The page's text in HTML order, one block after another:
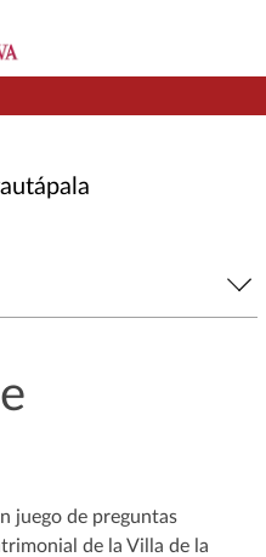
juego de preguntas
de la Villa de la